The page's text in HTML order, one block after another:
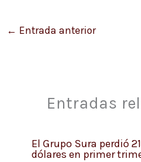
← Entrada anterior
Entradas
El Grupo Sura perdió
dólares en primer